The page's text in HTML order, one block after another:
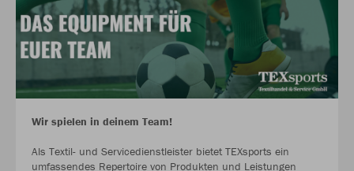
Wir spielen in deinem Team!
Als Textil- und Servicedienstleister bietet TEXsports ein
umfassendes Repertoire von Produkten und Leistungen